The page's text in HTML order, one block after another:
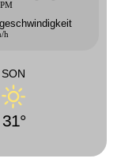
h
SON
31°